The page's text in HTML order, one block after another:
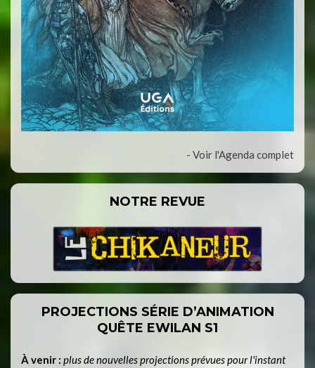
- Voir l'Agenda complet
NOTRE REVUE
PROJECTIONS SÉRIE D’ANIMATION
QUÊTE EWILAN S1
À venir : plus de nouvelles projections prévues pour l'instant